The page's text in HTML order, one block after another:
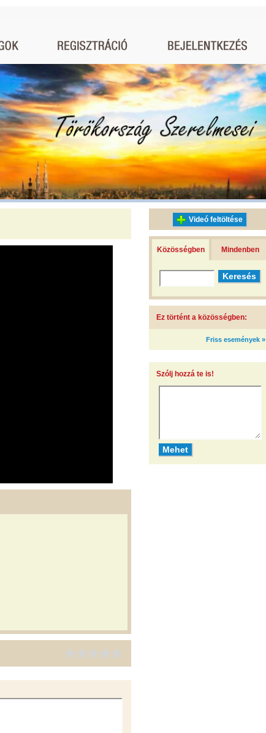
Videó feltöltése
Közösségben Mindenben
Ez történt a közösségben:
Friss események »
Szólj hozzá te is!